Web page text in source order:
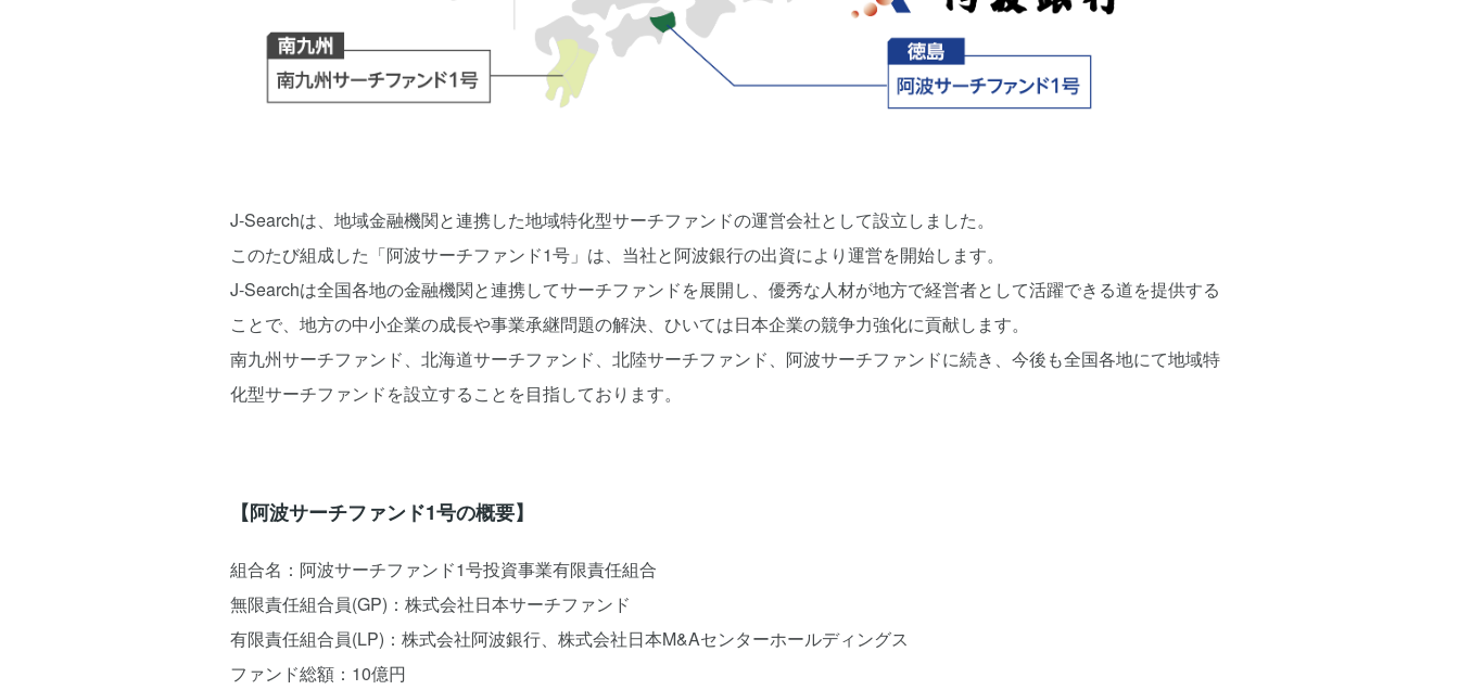
J-Searchは、地域金融機関と連携した地域特化型サーチファンドの運営会社として設立しました。
このたび組成した「阿波サーチファンド1号」は、当社と阿波銀行の出資により運営を開始します。
J-Searchは全国各地の金融機関と連携してサーチファンドを展開し、優秀な人材が地方で経営者として活躍できる道を提供する
ことで、地方の中小企業の成長や事業承継問題の解決、ひいては日本企業の競争力強化に貢献します。
南九州サーチファンド、北海道サーチファンド、北陸サーチファンド、阿波サーチファンドに続き、今後も全国各地にて地域特
化型サーチファンドを設立することを目指しております。
【阿波サーチファンド1号の概要】
組合名：阿波サーチファンド1号投資事業有限責任組合
無限責任組合員(GP)：株式会社日本サーチファンド
有限責任組合員(LP)：株式会社阿波銀行、株式会社日本M&Aセンターホールディングス
ファンド総額：10億円